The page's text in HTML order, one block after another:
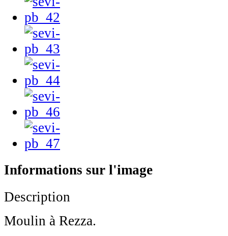
Informations sur l'image
Description
Moulin à Rezza.